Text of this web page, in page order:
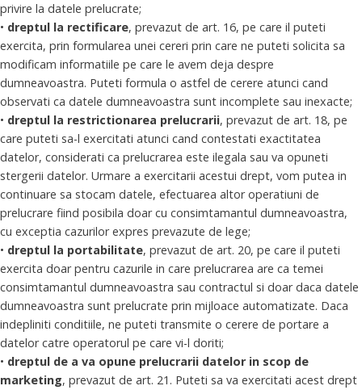
privire la datele prelucrate;
• dreptul la rectificare, prevazut de art. 16, pe care il puteti
exercita, prin formularea unei cereri prin care ne puteti solicita sa
modificam informatiile pe care le avem deja despre
dumneavoastra. Puteti formula o astfel de cerere atunci cand
observati ca datele dumneavoastra sunt incomplete sau inexacte;
• dreptul la restrictionarea prelucrarii, prevazut de art. 18, pe
care puteti sa-l exercitati atunci cand contestati exactitatea
datelor, considerati ca prelucrarea este ilegala sau va opuneti
stergerii datelor. Urmare a exercitarii acestui drept, vom putea in
continuare sa stocam datele, efectuarea altor operatiuni de
prelucrare fiind posibila doar cu consimtamantul dumneavoastra,
cu exceptia cazurilor expres prevazute de lege;
• dreptul la portabilitate, prevazut de art. 20, pe care il puteti
exercita doar pentru cazurile in care prelucrarea are ca temei
consimtamantul dumneavoastra sau contractul si doar daca datele
dumneavoastra sunt prelucrate prin mijloace automatizate. Daca
indepliniti conditiile, ne puteti transmite o cerere de portare a
datelor catre operatorul pe care vi-l doriti;
• dreptul de a va opune prelucrarii datelor in scop de
marketing, prevazut de art. 21. Puteti sa va exercitati acest drept